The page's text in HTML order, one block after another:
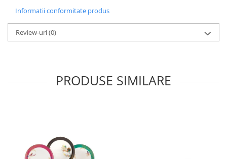
BLUE LILY
HIBISCUS
ANTHEMION GREY
RENAISSANCE RED
SERENDIPITY WHITE
Informatii conformitate produs
Review-uri(0)
PRODUSE SIMILARE